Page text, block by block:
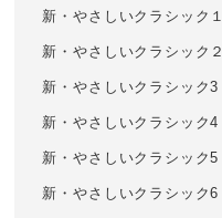
新・やさしいクラシック１
新・やさしいクラシック２
新・やさしいクラシック3
新・やさしいクラシック4
新・やさしいクラシック5
新・やさしいクラシック6